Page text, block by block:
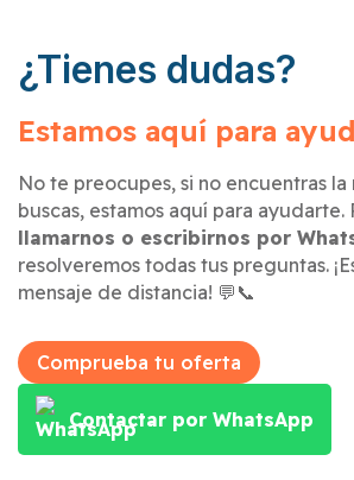
¿Tienes dudas?
Estamos aquí para
No te preocupes, si no encuentras
buscas, estamos aquí para ayudarte.
llamarnos o escribirnos por
resolveremos todas tus preguntas.
mensaje de distancia! 💬📞
Comprueba tu oferta
Contactar por WhatsApp